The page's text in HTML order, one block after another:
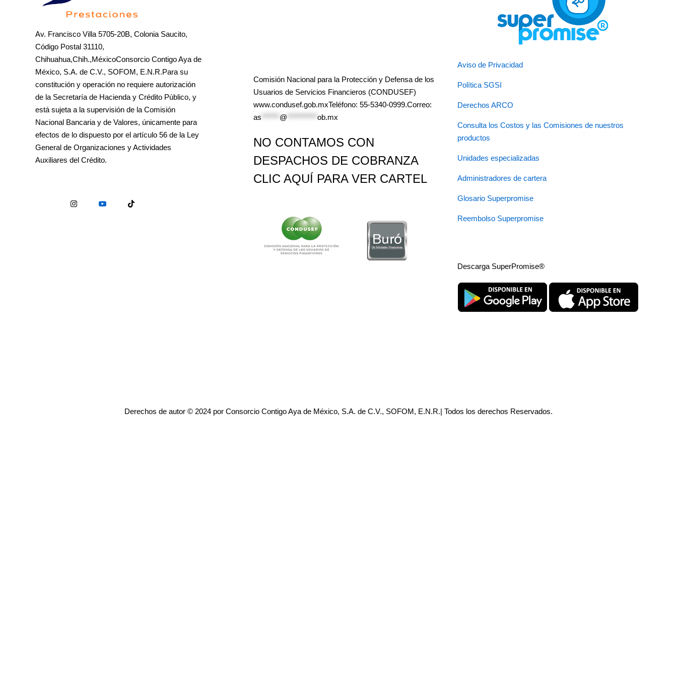
Av. Francisco Villa 5705-20B, Colonia Saucito,
Código Postal 31110,
Chihuahua,Chih.,MéxicoConsorcio Contigo Aya de
México, S.A. de C.V., SOFOM, E.N.R.Para su
constitución y operación no requiere autorización
de la Secretaría de Hacienda y Crédito Público, y
está sujeta a la supervisión de la Comisión
Nacional Bancaria y de Valores, únicamente para
efectos de lo dispuesto por el artículo 56 de la Ley
General de Organizaciones y Actividades
Auxiliares del Crédito.
Comisión Nacional para la Protección y Defensa de los
Usuarios de Servicios Financieros (CONDUSEF)
www.condusef.gob.mxTeléfono: 55-5340-0999.Correo:
as
@ ob.mx
NO CONTAMOS CON
DESPACHOS DE COBRANZA
CLIC AQUÍ PARA VER CARTEL
Aviso de Privacidad
Política SGSI
Derechos ARCO
Consulta los Costos y las Comisiones de nuestros
productos
Unidades especializadas
Administradores de cartera
Glosario Superpromise
Reembolso Superpromise
Descarga SuperPromise®
Derechos de autor © 2024 por Consorcio Contigo Aya de México, S.A. de C.V., SOFOM, E.N.R.| Todos los derechos Reservados.